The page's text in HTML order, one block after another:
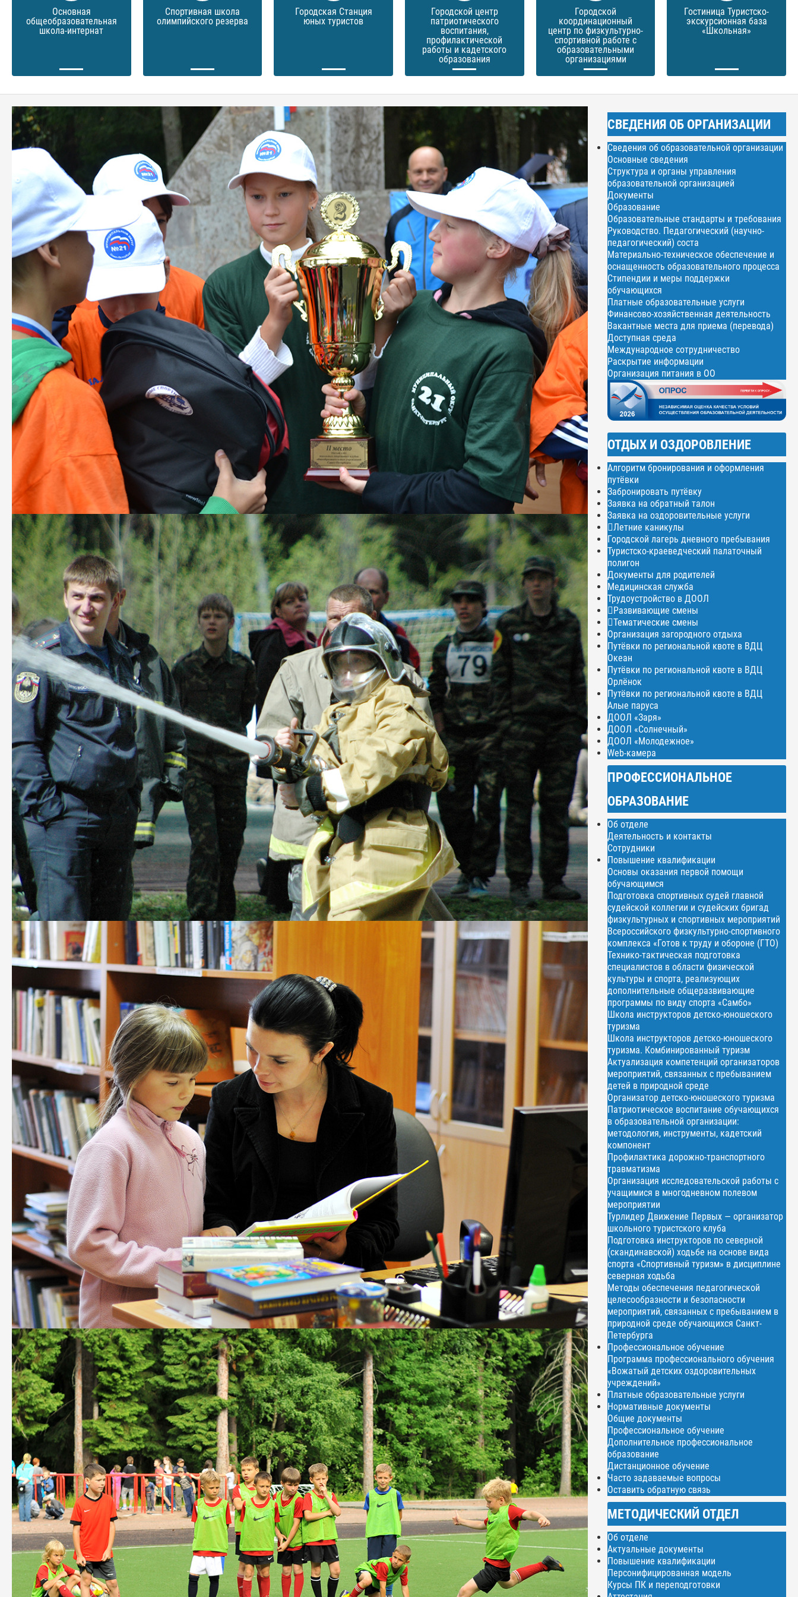
Основная
общеобразовательная
школа-интернат
Спортивная школа
олимпийского резерва
Городская Станция
юных туристов
Городской центр
патриотического
воспитания,
профилактической
работы и кадетского
образования
Городской
координационный
центр по физкультурно-
спортивной работе с
образовательными
организациями
Гостиница Туристско-
экскурсионная база
«Школьная»
СВЕДЕНИЯ ОБ ОРГАНИЗАЦИИ
Сведения об образовательной организации
Основные сведения
Структура и органы управления
образовательной организацией
Документы
Образование
Образовательные стандарты и требования
Руководство. Педагогический (научно-
педагогический) соста
Материально-техническое обеспечение и
оснащенность образовательного процесса
Стипендии и меры поддержки
обучающихся
Платные образовательные услуги
Финансово-хозяйственная деятельность
Вакантные места для приема (перевода)
Доступная среда
Международное сотрудничество
Раскрытие информации
Организация питания в ОО
ОТДЫХ И ОЗДОРОВЛЕНИЕ
Алгоритм бронирования и оформления
путёвки
Забронировать путёвку
Заявка на обратный талон
Заявка на оздоровительные услуги
Летние каникулы
Городской лагерь дневного пребывания
Туристско-краеведческий палаточный
полигон
Документы для родителей
Медицинская служба
Трудоустройство в ДООЛ
Развивающие смены
Тематические смены
Организация загородного отдыха
Путёвки по региональной квоте в ВДЦ
Океан
Путёвки по региональной квоте в ВДЦ
Орлёнок
Путёвки по региональной квоте в ВДЦ
Алые паруса
ДООЛ «Заря»
ДООЛ «Солнечный»
ДООЛ «Молодежное»
Web-камера
ПРОФЕССИОНАЛЬНОЕ
ОБРАЗОВАНИЕ
Об отделе
Деятельность и контакты
Сотрудники
Повышение квалификации
Основы оказания первой помощи
обучающимся
Подготовка спортивных судей главной
судейской коллегии и судейских бригад
физкультурных и спортивных мероприятий
Всероссийского физкультурно-спортивного
комплекса «Готов к труду и обороне (ГТО)
Технико-тактическая подготовка
специалистов в области физической
культуры и спорта, реализующих
дополнительные общеразвивающие
программы по виду спорта «Самбо»
Школа инструкторов детско-юношеского
туризма
Школа инструкторов детско-юношеского
туризма. Комбинированный туризм
Актуализация компетенций организаторов
мероприятий, связанных с пребыванием
детей в природной среде
Организатор детско-юношеского туризма
Патриотическое воспитание обучающихся
в образовательной организации:
методология, инструменты, кадетский
компонент
Профилактика дорожно-транспортного
травматизма
Организация исследовательской работы с
учащимися в многодневном полевом
мероприятии
Турлидер Движение Первых — организатор
школьного туристского клуба
Подготовка инструкторов по северной
(скандинавской) ходьбе на основе вида
спорта «Спортивный туризм» в дисциплине
северная ходьба
Методы обеспечения педагогической
целесообразности и безопасности
мероприятий, связанных с пребыванием в
природной среде обучающихся Санкт-
Петербурга
Профессиональное обучение
Программа профессионального обучения
«Вожатый детских оздоровительных
учреждений»
Платные образовательные услуги
Нормативные документы
Общие документы
Профессиональное обучение
Дополнительное профессиональное
образование
Дистанционное обучение
Часто задаваемые вопросы
Оставить обратную связь
МЕТОДИЧЕСКИЙ ОТДЕЛ
Об отделе
Актуальные документы
Повышение квалификации
Персонифицированная модель
Курсы ПК и переподготовки